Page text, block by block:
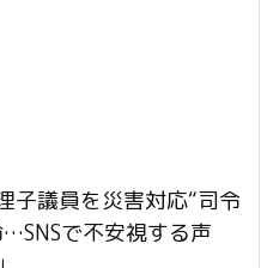
子議員を災害対応“司令
で不安視する声